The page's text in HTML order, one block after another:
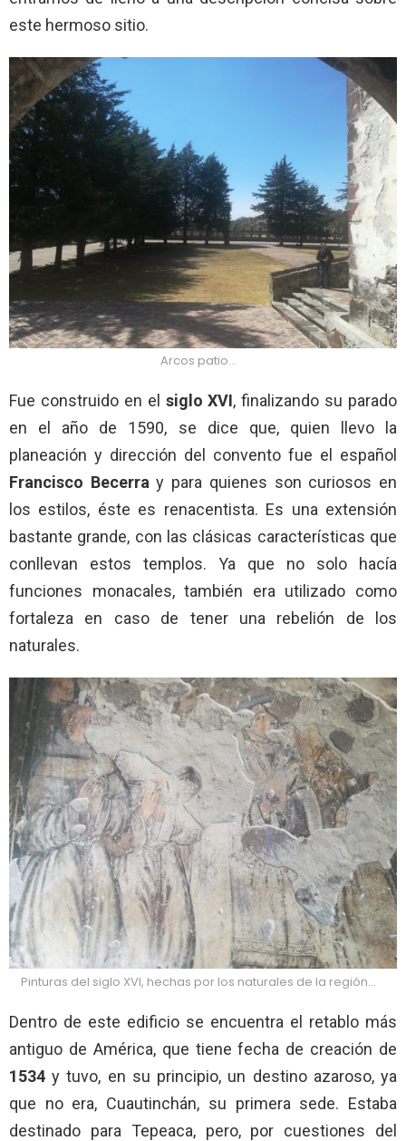
este hermoso sitio.
Arcos patio…
Fue construido en el siglo XVI, finalizando su parado
en el año de 1590, se dice que, quien llevo la
planeación y dirección del convento fue el español
Francisco Becerray para quienes son curiosos en
los estilos, éste es renacentista. Es una extensión
bastante grande, con las clásicas características que
conllevan estos templos. Ya que no solo hacía
funciones monacales, también era utilizado como
fortaleza en caso de tener una rebelión de los
naturales.
Pinturas del siglo XVI, hechas por los naturales de la región…
Dentro de este edificio se encuentra el retablo más
antiguo de América, que tiene fecha de creación de
1534 y tuvo, en su principio, un destino azaroso, ya
que no era, Cuautinchán, su primera sede. Estaba
destinado para Tepeaca, pero, por cuestiones del